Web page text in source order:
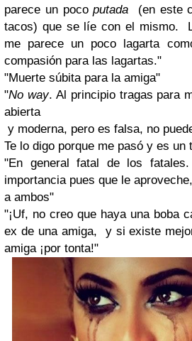
parece un pocoputada
(en este
tacos) que se líe con el mismo.
me parece un poco lagarta
compasión para las lagartas."
"Muerte súbita para la amiga"
"No way. Al principio tragas para
abierta
y moderna, pero es falsa, no
Te lo digo porque me pasó y es un
"En general fatal de los
importancia pues que le
a ambos"
"¡Uf, no creo que haya una boba
ex de una amiga, y si existe
amiga ¡por tonta!"